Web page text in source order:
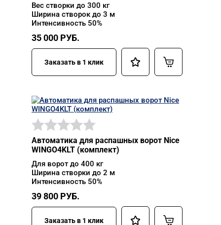
Вес створки до 300 кг
Ширина створок до 3 м
Интенсивность 50%
35 000 РУБ.
Заказать в 1 клик
Автоматика для распашных ворот Nice
WINGO4KLT (комплект)
Для ворот до 400 кг
Ширина створки до 2 м
Интенсивность 50%
39 800 РУБ.
Заказать в 1 клик